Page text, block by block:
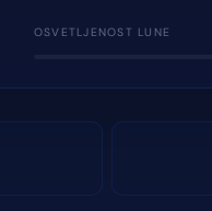
OSVETLJENOST LUNE